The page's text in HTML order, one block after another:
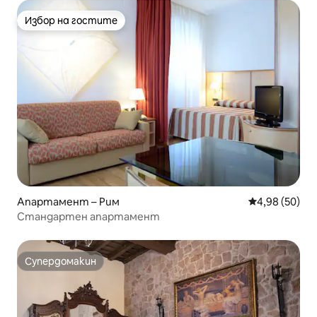
Избор на гостите
Избор на гостите
Апартамент – Рим Средна
4,98 (50)
Стандартен апартамент
Супердомакин
Супердомакин